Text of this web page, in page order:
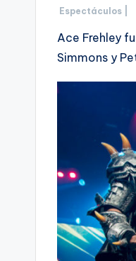
Espectáculos |
Ace Frehley
Simmons y